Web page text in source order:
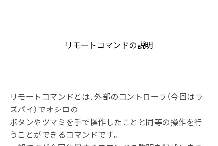
リモートコマンドの説明
リモートコマンドとは、外部のコントローラ（今回はラ
ズパイ）でオシロの
ボタンやツマミを手で操作したことと同等の操作を行
うことができるコマンドです。